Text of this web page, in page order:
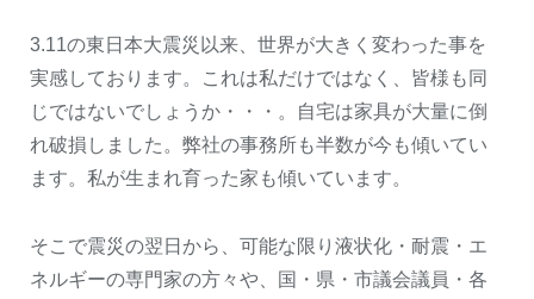
3.11の東日本大震災以来、世界が大きく変わった事を
実感しております。これは私だけではなく、皆様も同
じではないでしょうか・・・。自宅は家具が大量に倒
れ破損しました。弊社の事務所も半数が今も傾いてい
ます。私が生まれ育った家も傾いています。
そこで震災の翌日から、可能な限り液状化・耐震・エ
ネルギーの専門家の方々や、国・県・市議会議員・各